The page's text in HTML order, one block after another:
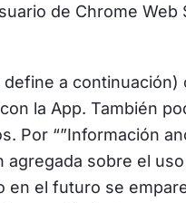
de Chrome Web
a continuación)
la App. También
Por “”Información
agregada sobre el
en el futuro se